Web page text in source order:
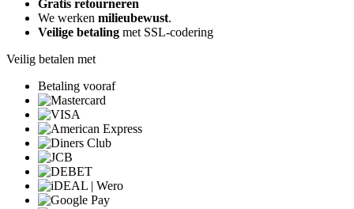
Gratis retourneren
We werken milieubewust.
Veilige betaling met SSL-codering
Veilig betalen met
Betaling vooraf